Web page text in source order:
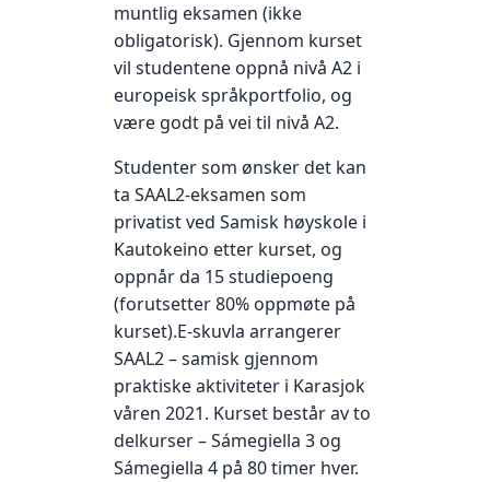
muntlig eksamen (ikke
obligatorisk). Gjennom kurset
vil studentene oppnå nivå A2 i
europeisk språkportfolio, og
være godt på vei til nivå A2.
Studenter som ønsker det kan
ta SAAL2-eksamen som
privatist ved Samisk høyskole i
Kautokeino etter kurset, og
oppnår da 15 studiepoeng
(forutsetter 80% oppmøte på
kurset).E-skuvla arrangerer
SAAL2 – samisk gjennom
praktiske aktiviteter i Karasjok
våren 2021. Kurset består av to
delkurser – Sámegiella 3 og
Sámegiella 4 på 80 timer hver.